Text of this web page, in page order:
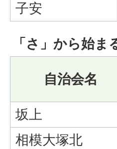
子安
「さ」から始ま
自治会名
坂上
相模大塚北